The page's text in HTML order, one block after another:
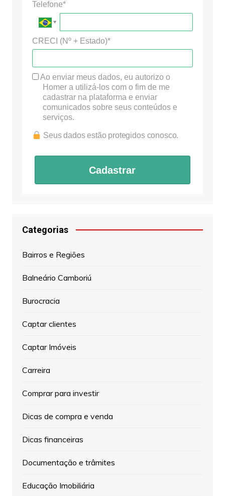
Telefone*
CRECI (Nº + Estado)*
Ao enviar meus dados, eu autorizo o
Homer a utilizá-los com o fim de me
cadastrar na plataforma e enviar
comunicados sobre seus conteúdos e
serviços.
Seus dados estão protegidos conosco.
Cadastrar
Categorias
Bairros e Regiões
Balneário Camboriú
Burocracia
Captar clientes
Captar Imóveis
Carreira
Comprar para investir
Dicas de compra e venda
Dicas financeiras
Documentação e trâmites
Educação Imobiliária